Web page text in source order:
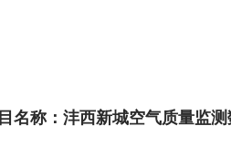
名称：沣西新城空气质量监测